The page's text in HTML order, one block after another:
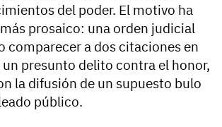
del poder. El motivo ha
prosaico: una orden judicial
comparecer a dos citaciones en
un presunto delito contra el honor,
la difusión de un supuesto bulo
público.